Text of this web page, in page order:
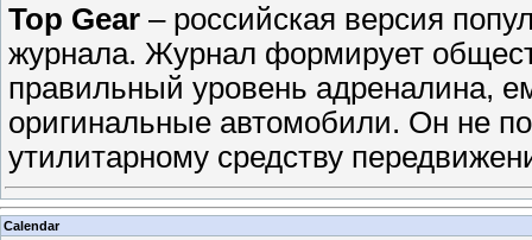
Top Gear – российская версия
журнала. Журнал формирует
правильный уровень адреналина,
оригинальные автомобили. Он не
утилитарному средству
Calendar